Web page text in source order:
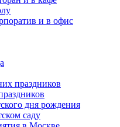
и в офис
праздников
дня рождения
саду